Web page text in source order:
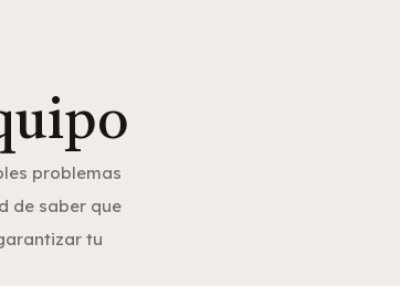
problemas
de saber que
tu
Mónica Ramírez Blanco